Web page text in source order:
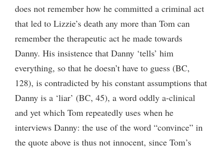
does not remember how he committed a criminal act
that led to Lizzie’s death any more than Tom can
remember the therapeutic act he made towards
Danny. His insistence that Danny ‘tells’ him
everything, so that he doesn’t have to guess (BC,
128), is contradicted by his constant assumptions that
Danny is a ‘liar’ (BC, 45), a word oddly a-clinical
and yet which Tom repeatedly uses when he
interviews Danny: the use of the word “convince” in
the quote above is thus not innocent, since Tom’s